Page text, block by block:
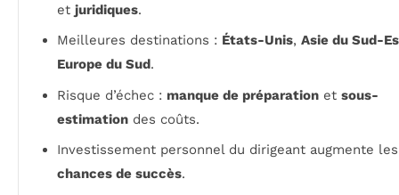
et juridiques.
Meilleures destinations : États-Unis, Asie du Sud-
Europe du Sud.
Risque d’échec : manque de préparation et sous-
estimation des coûts.
Investissement personnel du dirigeant augmente les
chances de succès.